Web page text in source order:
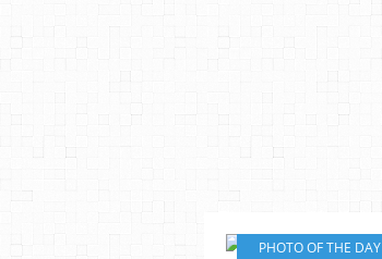
PHOTO OF THE DAY